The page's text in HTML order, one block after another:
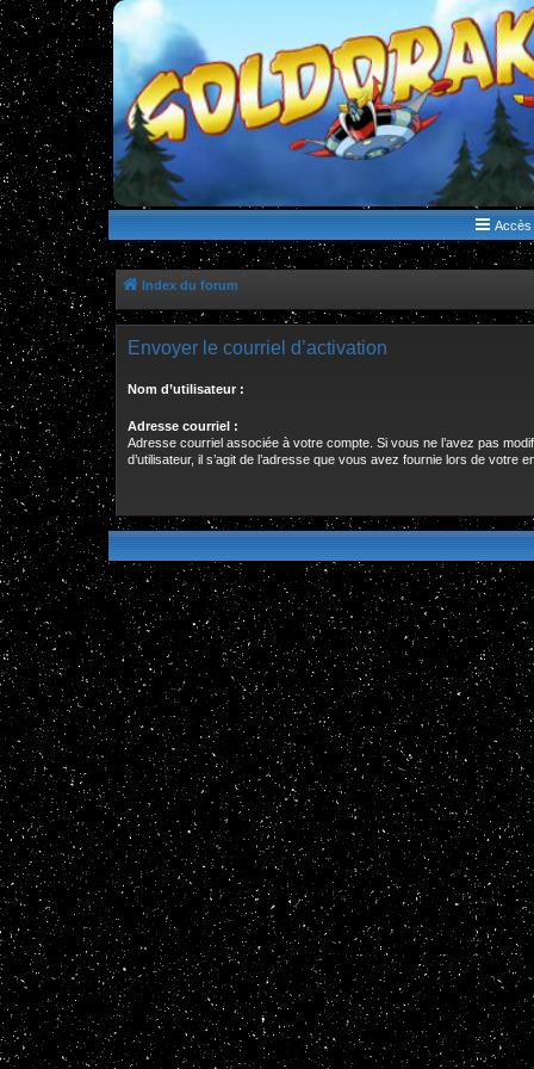
WWW.GOLDORAKGO.COM
le site de la Lune Rouge
Accès
Index du forum
Envoyer le courriel d’activation
Nom d’utilisateur :
Adresse courriel :
Adresse courriel associée à votre compte. Si vous ne l’avez pas
d’utilisateur, il s’agit de l’adresse que vous avez fournie lors de votre